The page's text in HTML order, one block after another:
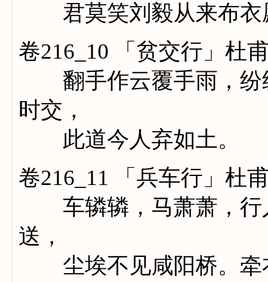
君莫笑刘毅从来布衣
卷216_10 「贫交行」杜
翻手作云覆手雨，纷
时交，
此道今人弃如土。
卷216_11 「兵车行」杜
车辚辚，马萧萧，行
送，
尘埃不见咸阳桥。牵